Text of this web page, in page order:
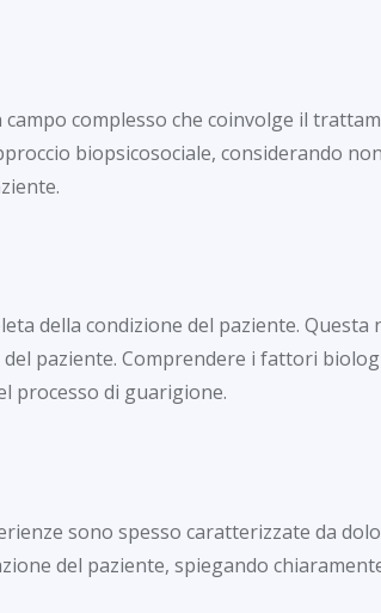
complesso che coinvolge il
biopsicosociale, considerando
della condizione del paziente.
paziente. Comprendere i fattori
processo di guarigione.
sono spesso caratterizzate da
del paziente, spiegando